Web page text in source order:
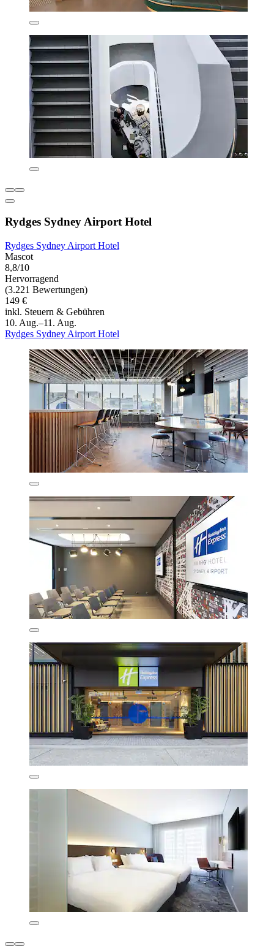
Rydges Sydney Airport Hotel
Rydges Sydney Airport Hotel
Mascot
8,8/10
Hervorragend
(3.221 Bewertungen)
149 €
inkl. Steuern & Gebühren
10. Aug.–11. Aug.
Rydges Sydney Airport Hotel